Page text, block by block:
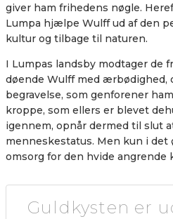
giver ham frihedens nøgle.
Lumpa hjælpe Wulff ud af den
kultur og tilbage til naturen.
I Lumpas landsby modtager de
døende Wulff med ærbødighed,
begravelse, som genforener
kroppe, som ellers er blevet
igennem, opnår dermed til slut
menneskestatus. Men kun i det
omsorg for den hvide angrende
Guldkysten er